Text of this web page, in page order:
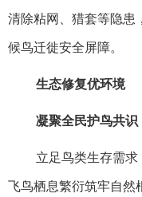
清除粘网、猎套等隐患
候鸟迁徙安全屏障。
生态修复优环境
凝聚全民护鸟共识
立足鸟类生存需
飞鸟栖息繁衍筑牢自然